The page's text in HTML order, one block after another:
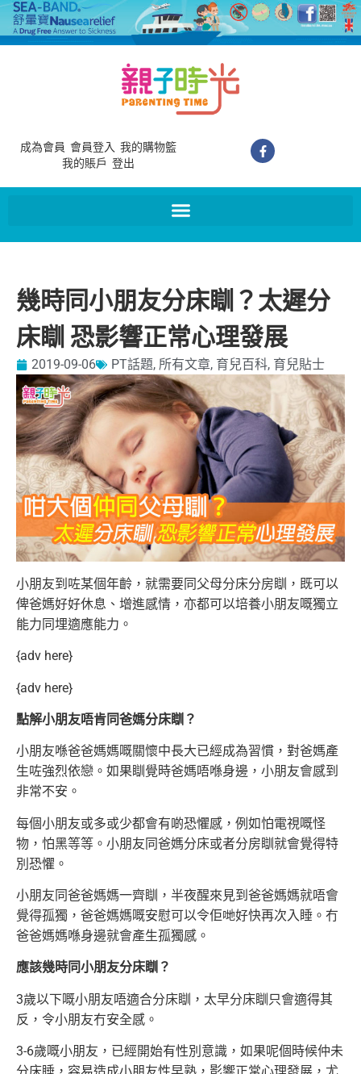
成為會員 會員登入 我的購物籃
我的賬戶 登出
幾時同小朋友分床瞓？太遲分
床瞓 恐影響正常心理發展
2019-09-06 PT話題, 所有文章, 育兒百科, 育兒貼士
小朋友到咗某個年齡，就需要同父母分床分房瞓，既可以
俾爸媽好好休息、增進感情，亦都可以培養小朋友嘅獨立
能力同埋適應能力。
{adv here}
{adv here}
點解小朋友唔肯同爸媽分床瞓？
小朋友喺爸爸媽媽嘅關懷中長大已經成為習慣，對爸媽產
生咗強烈依戀。如果瞓覺時爸媽唔喺身邊，小朋友會感到
非常不安。
每個小朋友或多或少都會有啲恐懼感，例如怕電視嘅怪
物，怕黑等等。小朋友同爸媽分床或者分房瞓就會覺得特
別恐懼。
小朋友同爸爸媽媽一齊瞓，半夜醒來見到爸爸媽媽就唔會
覺得孤獨，爸爸媽媽嘅安慰可以令佢哋好快再次入睡。冇
爸爸媽媽喺身邊就會產生孤獨感。
應該幾時同小朋友分床瞓？
3歲以下嘅小朋友唔適合分床瞓，太早分床瞓只會適得其
反，令小朋友冇安全感。
3-6歲嘅小朋友，已經開始有性別意識，如果呢個時候仲未